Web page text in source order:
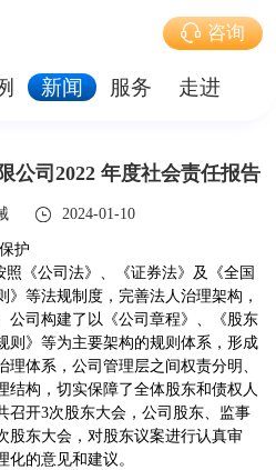
咨询
新闻 服务 走进
公司2022 年度社会责任报告
2024-01-10
护
《公司法》、《证券法》及《全国
等法规制度，完善法人治理架构，
公司构建了以《公司章程》、《股东
则》等为主要架构的规则体系，形成
体系，公司管理层之间权责分明、
结构，切实保障了全体股东和债权人
召开3次股东大会，公司股东、监事
股东大会，对股东议案进行认真审
的意见和建议。